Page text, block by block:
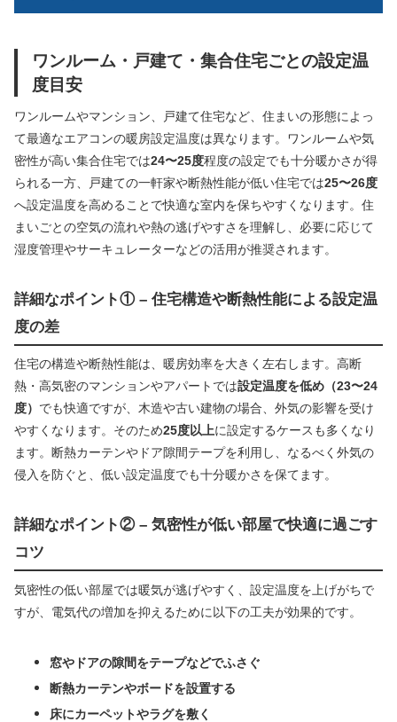
ワンルーム・戸建て・集合住宅ごとの設定温
度目安
ワンルームやマンション、戸建て住宅など、住まいの形態によっ
て最適なエアコンの暖房設定温度は異なります。ワンルームや気
密性が高い集合住宅では24〜25度程度の設定でも十分暖かさが得
られる一方、戸建ての一軒家や断熱性能が低い住宅では25〜26度
へ設定温度を高めることで快適な室内を保ちやすくなります。住
まいごとの空気の流れや熱の逃げやすさを理解し、必要に応じて
湿度管理やサーキュレーターなどの活用が推奨されます。
詳細なポイント① – 住宅構造や断熱性能による設定温
度の差
住宅の構造や断熱性能は、暖房効率を大きく左右します。高断
熱・高気密のマンションやアパートでは設定温度を低め（23〜24
度） でも快適ですが、木造や古い建物の場合、外気の影響を受け
やすくなります。そのため25度以上に設定するケースも多くなり
ます。断熱カーテンやドア隙間テープを利用し、なるべく外気の
侵入を防ぐと、低い設定温度でも十分暖かさを保てます。
詳細なポイント② – 気密性が低い部屋で快適に過ごす
コツ
気密性の低い部屋では暖気が逃げやすく、設定温度を上げがちで
すが、電気代の増加を抑えるために以下の工夫が効果的です。
窓やドアの隙間をテープなどでふさぐ
断熱カーテンやボードを設置する
床にカーペットやラグを敷く